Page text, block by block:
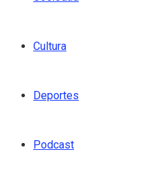
Cultura
Deportes
Podcast